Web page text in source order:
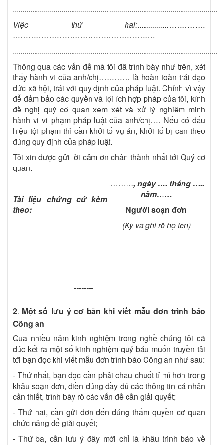
Việc thứ hai:...............……………
……………………………………………….
Thông qua các vấn đề mà tôi đã trình bày như trên, xét
thấy hành vi của anh/chị………… là hoàn toàn trái đạo
đức xã hội, trái với quy định của pháp luật. Chính vì vậy
để đảm bảo các quyền và lợi ích hợp pháp của tôi, kính
đề nghị quý cơ quan xem xét và xử lý nghiêm minh
hành vi vi phạm pháp luật của anh/chị…. Nếu có dấu
hiệu tội phạm thì cần khởi tố vụ án, khởi tố bị can theo
đúng quy định của pháp luật.
Tôi xin được gửi lời cảm ơn chân thành nhất tới Quý cơ
quan.
Tài liệu chứng cứ kèm
theo:
………., ngày …. tháng …..
năm……
Ngườisoạn đơn
(Ký và ghi rõ họ tên)
--------
2. Một số lưu ý cơ bản khi viết mẫu đơn trình báo
Công an
Qua nhiều năm kinh nghiệm trong nghề chúng tôi đã
đúc kết ra một số kinh nghiệm quý báu muốn truyền tải
tới bạn đọc khi viết mẫu đơn trình báo Công an như sau:
- Thứ nhất, bạn đọc cần phải chau chuốt tỉ mỉ hơn trong
khâu soạn đơn, điền đúng đầy đủ các thông tin cá nhân
cần thiết, trình bày rõ các vấn đề cần giải quyết;
- Thứ hai, cần gửi đơn đến đúng thẩm quyền cơ quan
chức năng để giải quyết;
- Thứ ba, cần lưu ý đây mới chỉ là khâu trình báo về